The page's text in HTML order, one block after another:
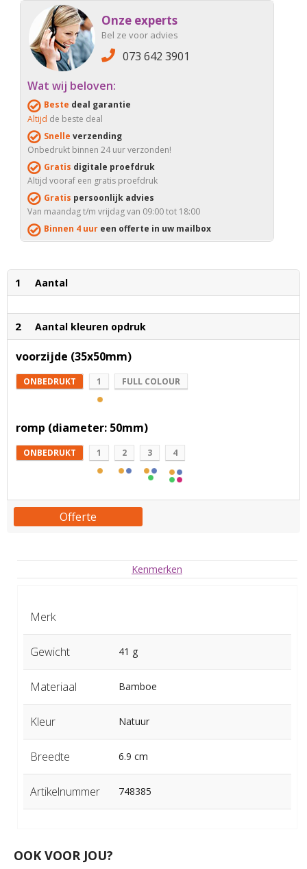
Onze experts
Bel ze voor advies
073 642 3901
Wat wij beloven:
Beste deal garantie
Altijd de beste deal
Snelle verzending
Onbedrukt binnen 24 uur verzonden!
Gratis digitale proefdruk
Altijd vooraf een gratis proefdruk
Gratis persoonlijk advies
Van maandag t/m vrijdag van 09:00 tot 18:00
Binnen 4 uur een offerte in uw mailbox
1 Aantal
2 Aantal kleuren opdruk
voorzijde (35x50mm)
ONBEDRUKT 1 FULL COLOUR
romp (diameter: 50mm)
ONBEDRUKT 1 2 3 4
Offerte
Kenmerken
Merk
Gewicht 41 g
Materiaal Bamboe
Kleur Natuur
Breedte 6.9 cm
Artikelnummer 748385
OOK VOOR JOU?